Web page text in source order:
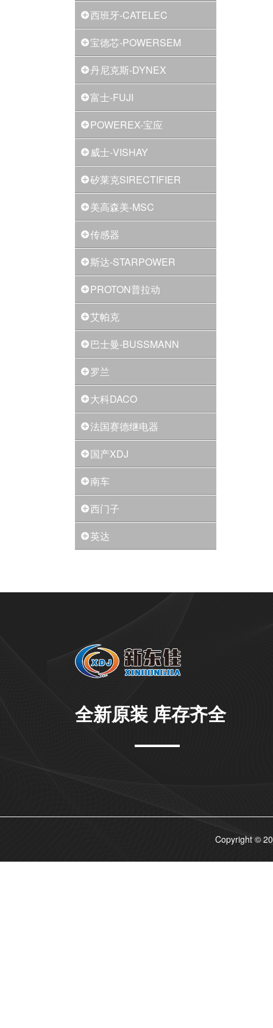
西班牙-CATELEC
宝德芯-POWERSEM
丹尼克斯-DYNEX
富士-FUJI
POWEREX-宝应
威士-VISHAY
矽莱克SIRECTIFIER
美高森美-MSC
传感器
斯达-STARPOWER
PROTON普拉动
艾帕克
巴士曼-BUSSMANN
罗兰
大科DACO
法国赛德继电器
国产XDJ
南车
西门子
英达
全新原装 库存齐全
Copyright ©